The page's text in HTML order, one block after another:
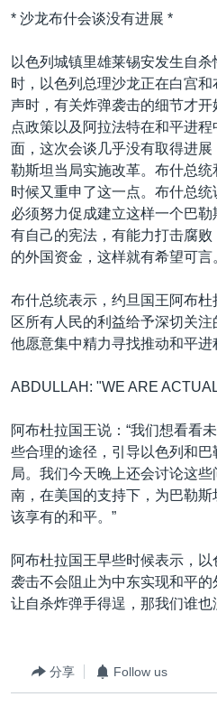
* 沙龙布什会谈没有进展 *
以色列城镇里雄莱锡安发生自
时，以色列总理沙龙正在白宫
声时，有关炸弹袭击的细节才
点政策以及阿拉法特在和平进
面，这次会谈几乎没有取得进
勒斯坦当局实施改革。布什总
时候又重申了这一点。布什总
必须努力促成建立这样一个巴
有自己的宪法，有能力打击腐败
的外国资金，这样就有希望可言
布什总统表示，约旦国王阿布
区所有人民的利益给予深切关注
他愿意集中精力寻找推动和平进
ABDULLAH: "WE ARE
阿布杜拉国王说：“我们想看看
些合理的途径，引导以色列和
局。我们今天晚上还会讨论这
南，在美国的支持下，为巴勒
该享有的和平。”
阿布杜拉国王早些时候表示，
袭击不会阻止为中东实现和平
让自杀炸弹手得逞，那我们谁也
分享 Follow us